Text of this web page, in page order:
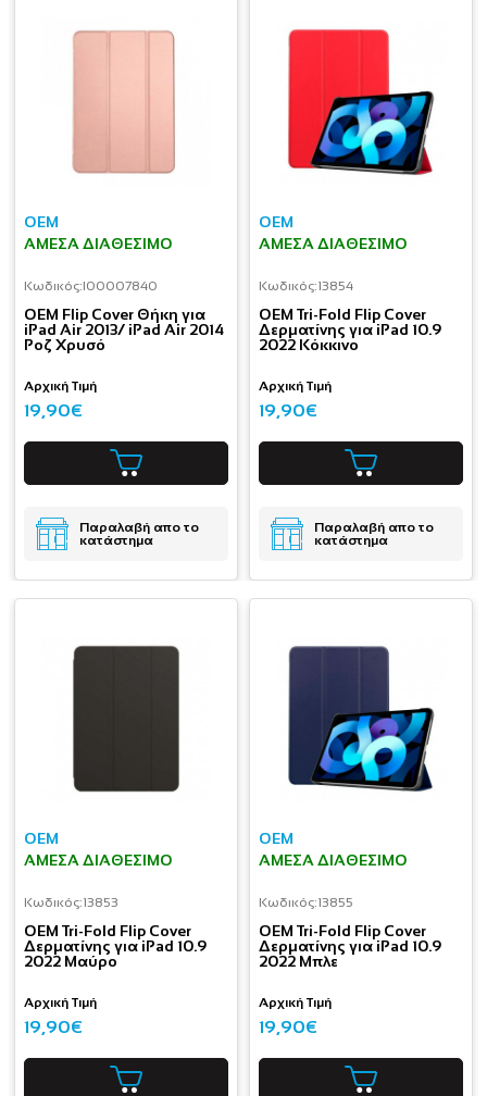
OEM
ΆΜΕΣΑ ΔΙΑΘΈΣΙΜΟ
Κωδικός:I00007840
ΟΕΜ Flip Cover Θήκη για
iPad Air 2013/ iPad Air 2014
Ροζ Χρυσό
Αρχική Τιμή
19,90€
Παραλαβή απο το
κατάστημα
OEM
ΆΜΕΣΑ ΔΙΑΘΈΣΙΜΟ
Κωδικός:13854
OEM Tri-Fold Flip Cover
Δερματίνης για iPad 10.9
2022 Κόκκινο
Αρχική Τιμή
19,90€
Παραλαβή απο το
κατάστημα
OEM
ΆΜΕΣΑ ΔΙΑΘΈΣΙΜΟ
Κωδικός:13853
OEM Tri-Fold Flip Cover
Δερματίνης για iPad 10.9
2022 Μαύρο
Αρχική Τιμή
19,90€
OEM
ΆΜΕΣΑ ΔΙΑΘΈΣΙΜΟ
Κωδικός:13855
OEM Tri-Fold Flip Cover
Δερματίνης για iPad 10.9
2022 Μπλε
Αρχική Τιμή
19,90€